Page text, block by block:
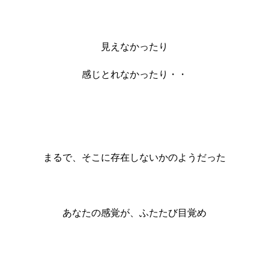
見えなかったり
感じとれなかったり・・
まるで、そこに存在しないかのようだった
あなたの感覚が、ふたたび目覚め